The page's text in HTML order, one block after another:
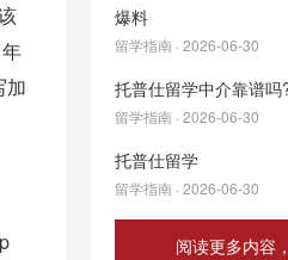
加
爆料
留学指南 · 2026-06-30
托普仕留学中介靠谱吗
留学指南 · 2026-06-30
托普仕留学
留学指南 · 2026-06-30
阅读更多内容